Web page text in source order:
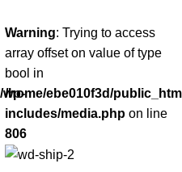
wp-
Warning: Trying to access
array offset on value of type
bool in
/home/ebe010f3d/
includes/media.php on line
806